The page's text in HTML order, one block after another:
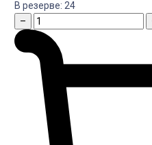
В резерве: 24
–